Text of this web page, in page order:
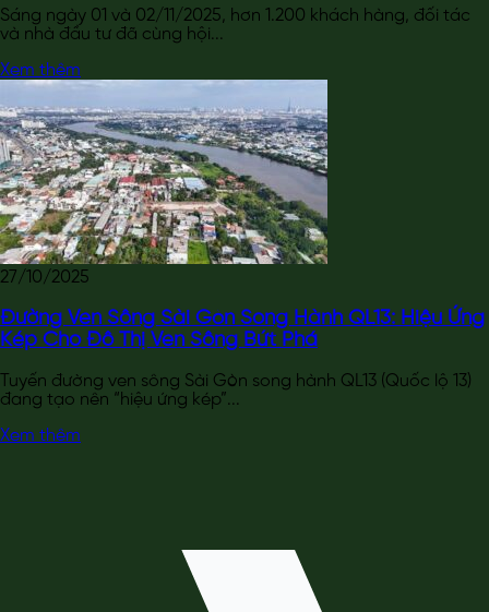
Sáng ngày 01 và 02/11/2025, hơn 1.200 khách hàng, đối tác
và nhà đầu tư đã cùng hội...
Xem thêm
27/10/2025
Đường Ven Sông Sài Gòn Song Hành QL13: Hiệu Ứng
Kép Cho Đô Thị Ven Sông Bứt Phá
Tuyến đường ven sông Sài Gòn song hành QL13 (Quốc lộ 13)
đang tạo nên “hiệu ứng kép”...
Xem thêm